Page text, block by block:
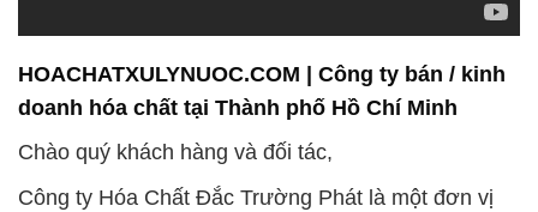
HOACHATXULYNUOC.COM | Công ty bán / kinh
doanh hóa chất tại Thành phố Hồ Chí Minh
Chào quý khách hàng và đối tác,
Công ty Hóa Chất Đắc Trường Phát là một đơn vị